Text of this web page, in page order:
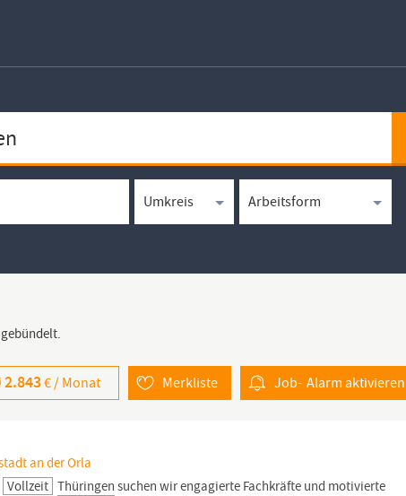
Job- Alarmaktivieren
Merkliste
2.843€ / Monat
an der Orla
Vollzeit Thüringen suchen wir engagierte Fachkräfte und motivierte